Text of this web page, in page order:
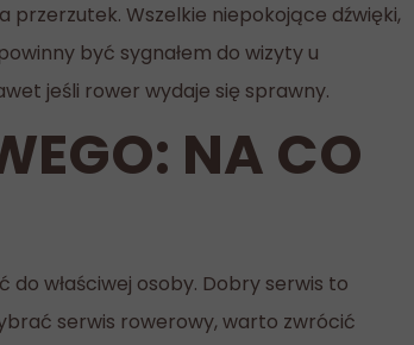
Wszelkie niepokojące dźwięki,
być sygnałem do wizyty u
jeśli rower wydaje się sprawny.
NA CO
właściwej osoby. Dobry serwis to
serwis rowerowy, warto zwrócić